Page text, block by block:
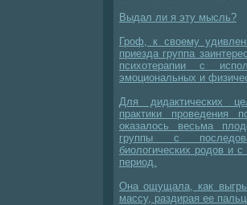
Выдал ли я эту мысль?
Гроф, к своему
приезда группа
психотерапии с
эмоциональных и
Для дидактических
практики проведения
оказалось весьма
группы с
биологических родов и
период.
Она ощущала, как
массу, раздирая ее